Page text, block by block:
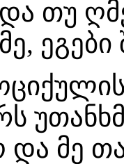
თუ
ეგები
და მე